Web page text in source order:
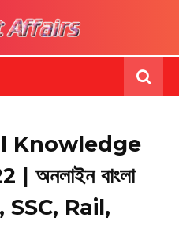
Knowledge
বাংলা
SSC, Rail,